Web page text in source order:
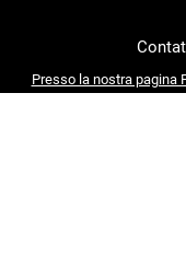
Presso la nostra pagina